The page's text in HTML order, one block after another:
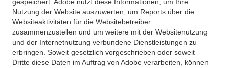
Nutzung der Website auszuwerten, um Reports über die
Websiteaktivitäten für die Websitebetreiber
zusammenzustellen und um weitere mit der Websitenutzung
und der Internetnutzung verbundene Dienstleistungen zu
erbringen. Soweit gesetzlich vorgeschrieben oder soweit
Dritte diese Daten im Auftrag von Adobe verarbeiten, können